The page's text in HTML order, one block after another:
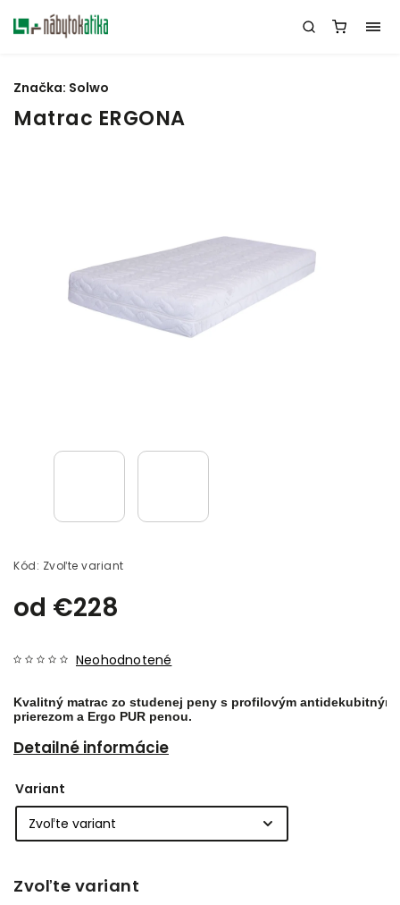
Matrac ERGONA
Kód: Zvoľte variant
od €228
Neohodnotené
Kvalitný matrac zo studenej peny s profilovým antidekubitným
prierezom a Ergo PUR penou.
Detailné informácie
Značka: Solwo
Variant
Zvoľte variant